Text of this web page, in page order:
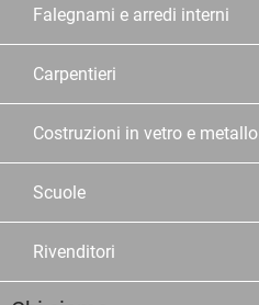
Falegnami e arredi interni
Carpentieri
Costruzioni in vetro e metallo
Scuole
Rivenditori